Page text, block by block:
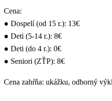
Cena:
● Dospelí (od 15 r.): 13€
● Deti (5-14 r.): 8€
● Deti (do 4 r.): 0€
● Seniori (ZŤP): 8€
Cena zahŕňa: ukážku, odborný